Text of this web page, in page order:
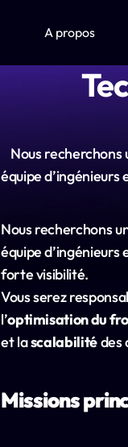
A propos
Nous recherchons
équipe
Nous recherchons
équipe d’ingénieurs
forte visibilité.
Vous serez
l’optimisation du
et la scalabilité des
Missions